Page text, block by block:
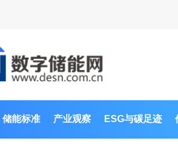
储能标准 产业观察 ESG与碳足迹